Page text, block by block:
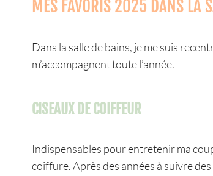
MES FAVORIS 2025 DANS LA
Dans la salle de bains, je me suis
m’accompagnent toute l’année.
CISEAUX DE COIFFEUR
Indispensables pour entretenir ma
coiffure. Après des années à suivre